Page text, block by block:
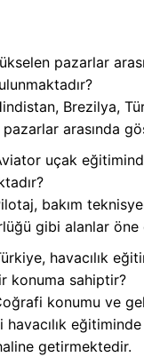
pazarlar
Brezilya,
arasında
uçak
bakım
gibi alanlar öne
havacılık
konuma sahiptir?
konumu ve
havacılık
getirmektedir.